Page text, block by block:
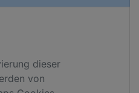
dieser
von